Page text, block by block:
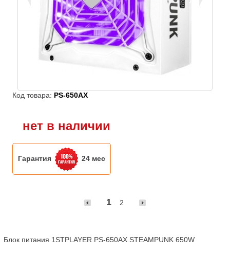
Код товара: PS-650AX
нет в наличии
Гарантия 24 мес
1 2
Блок питания 1STPLAYER PS-650AX STEAMPUNK 650W